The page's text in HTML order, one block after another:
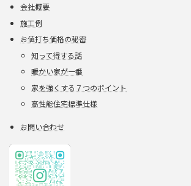
会社概要
施工例
お値打ち価格の秘密
知って得する話
暖かい家が一番
家を強くする７つのポイント
高性能住宅標準仕様
お問い合わせ